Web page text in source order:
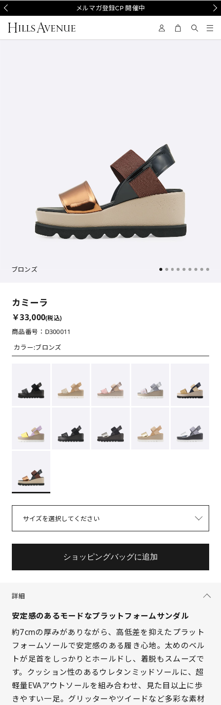
メルマガ登録CP 開催中
ブロンズ
カミーラ
￥33,000(税込)
商品番号：D300011
カラー:ブロンズ
サイズを選択してください
ショッピングバッグに追加
詳細
安定感のあるモードなプラットフォームサンダル
約7cmの厚みがありながら、高低差を抑えたプラット
フォームソールで安定感のある履き心地。太めのベル
トが足首をしっかりとホールドし、着脱もスムーズで
す。クッション性のあるウレタンミッドソールに、超
軽量EVAアウトソールを組み合わせ、見た目以上に歩
きやすい一足。グリッターやツイードなど多彩な素材